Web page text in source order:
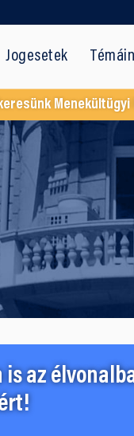
Jogesetek
Menekültügyi
is az